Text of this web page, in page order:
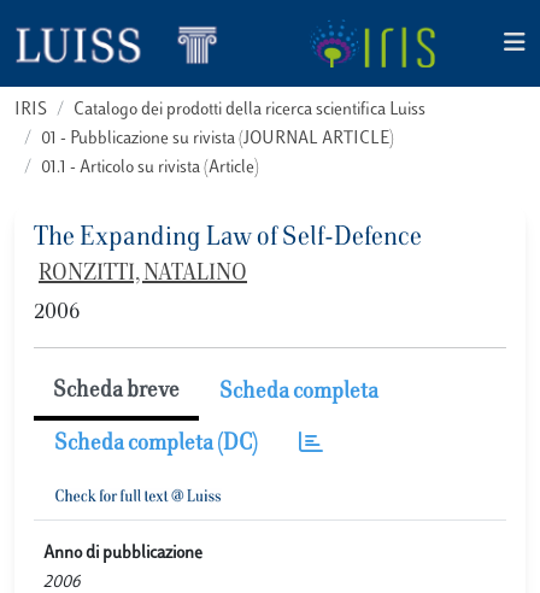
IRIS
Catalogo dei prodotti della ricerca scientifica Luiss
01 - Pubblicazione su rivista (JOURNAL ARTICLE)
01.1 - Articolo su rivista (Article)
The Expanding Law of Self-Defence
RONZITTI, NATALINO
2006
Scheda breve Scheda completa
Scheda completa (DC)
Anno di pubblicazione
2006